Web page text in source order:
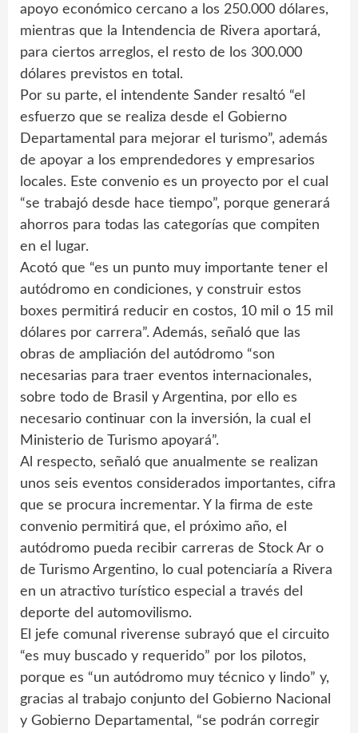
apoyo económico cercano a los 250.000 dólares,
mientras que la Intendencia de Rivera aportará,
para ciertos arreglos, el resto de los 300.000
dólares previstos en total.
Por su parte, el intendente Sander resaltó “el
esfuerzo que se realiza desde el Gobierno
Departamental para mejorar el turismo”, además
de apoyar a los emprendedores y empresarios
locales. Este convenio es un proyecto por el cual
“se trabajó desde hace tiempo”, porque generará
ahorros para todas las categorías que compiten
en el lugar.
Acotó que “es un punto muy importante tener el
autódromo en condiciones, y construir estos
boxes permitirá reducir en costos, 10 mil o 15 mil
dólares por carrera”. Además, señaló que las
obras de ampliación del autódromo “son
necesarias para traer eventos internacionales,
sobre todo de Brasil y Argentina, por ello es
necesario continuar con la inversión, la cual el
Ministerio de Turismo apoyará”.
Al respecto, señaló que anualmente se realizan
unos seis eventos considerados importantes, cifra
que se procura incrementar. Y la firma de este
convenio permitirá que, el próximo año, el
autódromo pueda recibir carreras de Stock Ar o
de Turismo Argentino, lo cual potenciaría a Rivera
en un atractivo turístico especial a través del
deporte del automovilismo.
El jefe comunal riverense subrayó que el circuito
“es muy buscado y requerido” por los pilotos,
porque es “un autódromo muy técnico y lindo” y,
gracias al trabajo conjunto del Gobierno Nacional
y Gobierno Departamental, “se podrán corregir